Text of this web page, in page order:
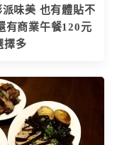
味美 也有體貼不
有商業午餐120元
擇多